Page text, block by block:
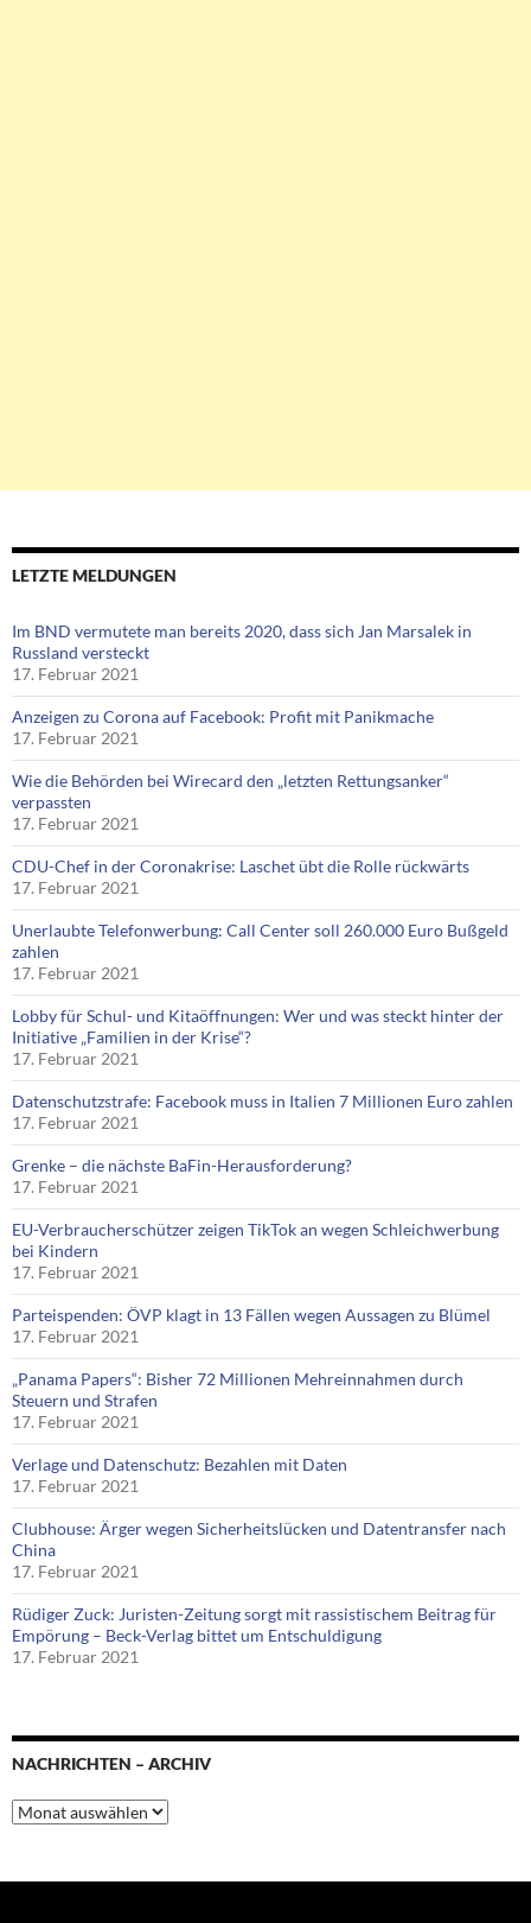
LETZTE MELDUNGEN
Im BND vermutete man bereits 2020, dass sich Jan Marsalek in
Russland versteckt
17. Februar 2021
Anzeigen zu Corona auf Facebook: Profit mit Panikmache
17. Februar 2021
Wie die Behörden bei Wirecard den „letzten Rettungsanker“
verpassten
17. Februar 2021
CDU-Chef in der Coronakrise: Laschet übt die Rolle rückwärts
17. Februar 2021
Unerlaubte Telefonwerbung: Call Center soll 260.000 Euro Bußgeld
zahlen
17. Februar 2021
Lobby für Schul- und Kitaöffnungen: Wer und was steckt hinter der
Initiative „Familien in der Krise“?
17. Februar 2021
Datenschutzstrafe: Facebook muss in Italien 7 Millionen Euro zahlen
17. Februar 2021
Grenke – die nächste BaFin-Herausforderung?
17. Februar 2021
EU-Verbraucherschützer zeigen TikTok an wegen Schleichwerbung
bei Kindern
17. Februar 2021
Parteispenden: ÖVP klagt in 13 Fällen wegen Aussagen zu Blümel
17. Februar 2021
„Panama Papers“: Bisher 72 Millionen Mehreinnahmen durch
Steuern und Strafen
17. Februar 2021
Verlage und Datenschutz: Bezahlen mit Daten
17. Februar 2021
Clubhouse: Ärger wegen Sicherheitslücken und Datentransfer nach
China
17. Februar 2021
Rüdiger Zuck: Juristen-Zeitung sorgt mit rassistischem Beitrag für
Empörung – Beck-Verlag bittet um Entschuldigung
17. Februar 2021
NACHRICHTEN – ARCHIV
Nachrichten
–